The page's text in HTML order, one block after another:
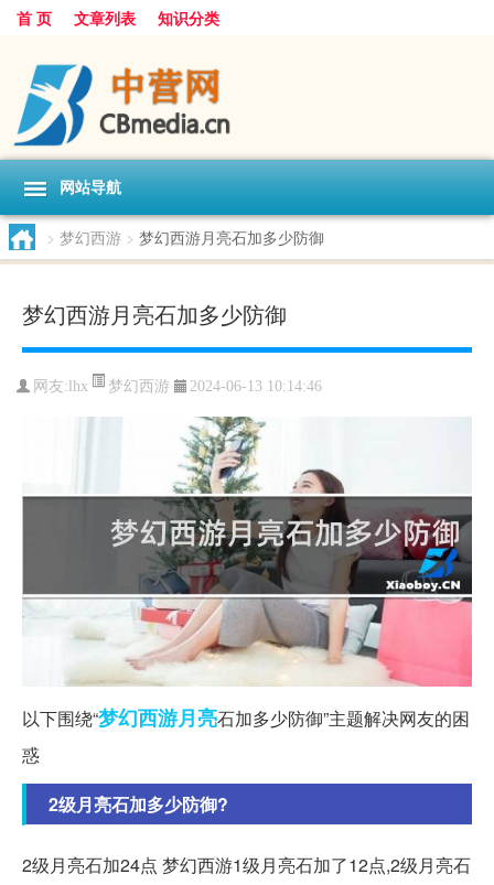
首 页 文章列表 知识分类
网站导航
> 梦幻西游 > 梦幻西游月亮石加多少防御
梦幻西游月亮石加多少防御
网友:lhx 梦幻西游 2024-06-13 10:14:46
以下围绕“梦幻西游月亮石加多少防御”主题解决网友的困
惑
2级月亮石加多少防御?
2级月亮石加24点 梦幻西游1级月亮石加了12点,2级月亮石